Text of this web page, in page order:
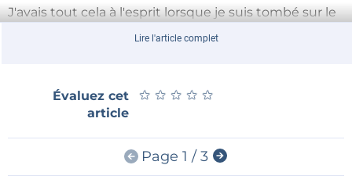
J'avais tout cela à l'esprit lorsque je suis tombé sur le
« réveil à triple affichage avec écran TFT de 2,2
circuit imprimé nu, microcontrôleur programmé, kit
complet assemblé). Après avoir lu l'
la revue Elektor, j'ai trouvé le produit très prometteur
et je me suis dit que ma mère le trouverait
certainement « épatant ».
Lire l'article complet
Évaluez cet
article
★ ★ ★ ★ ★
★ ★ ★ ★ ★
Page 1 / 3